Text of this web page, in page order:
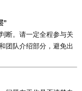
”
断。请一定全程参与关
团队介绍部分，避免出